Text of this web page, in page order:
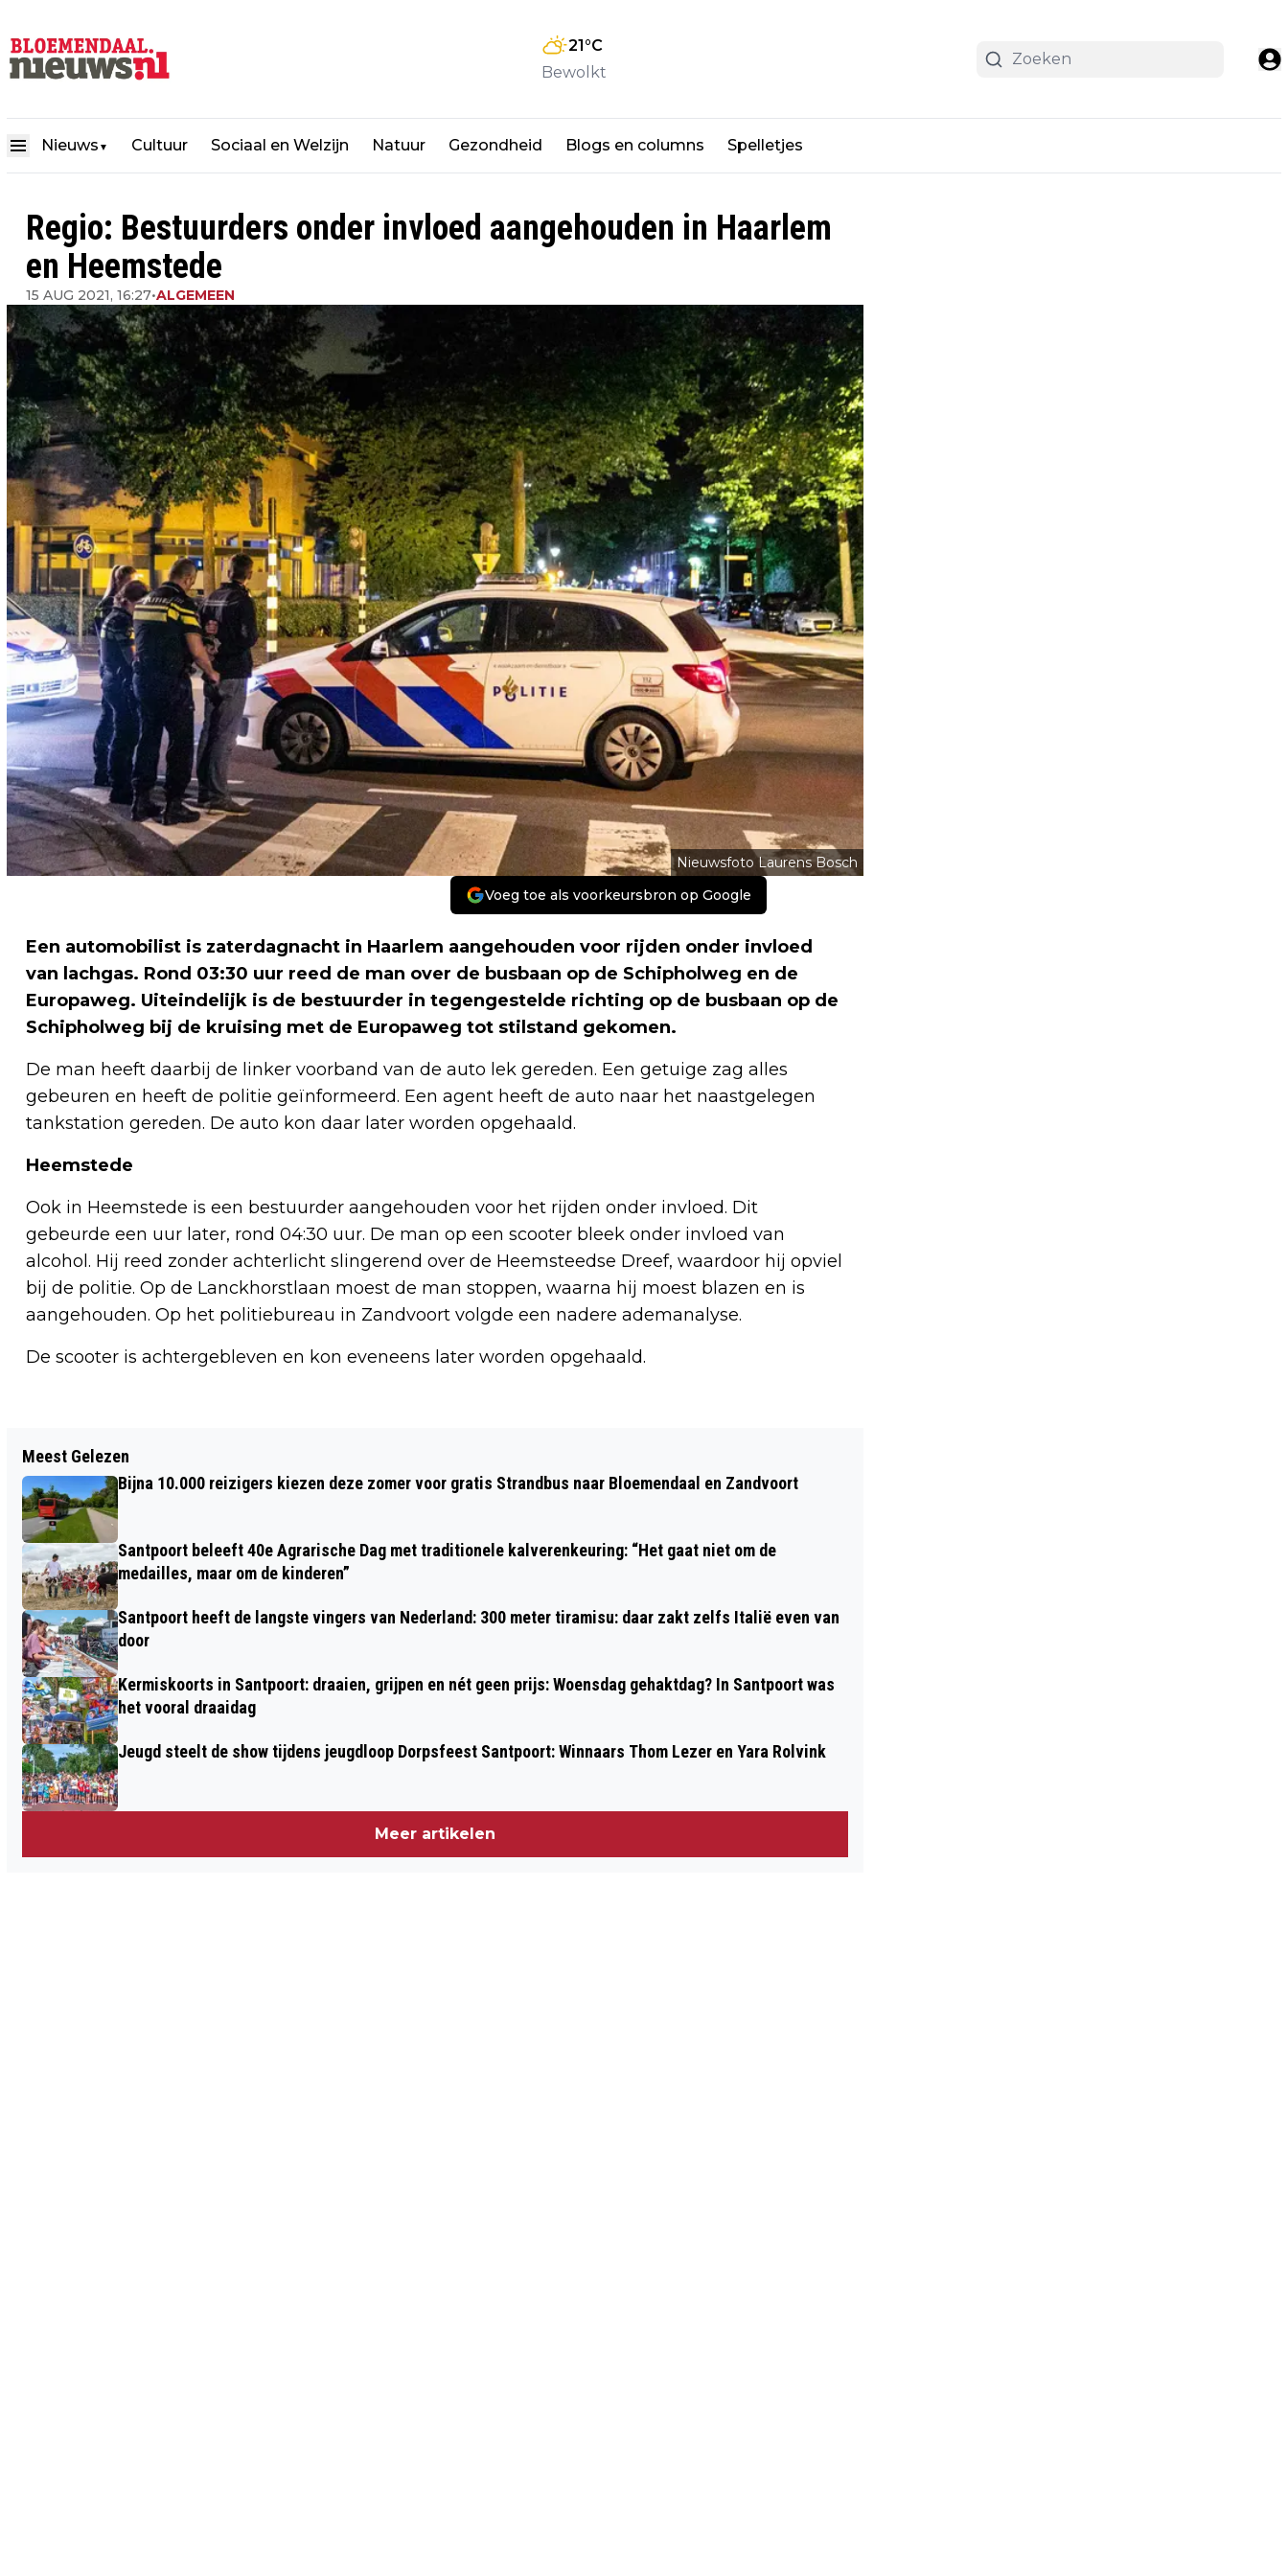
21°C
Bewolkt
Nieuws ▼ Cultuur Sociaal en Welzijn Natuur Gezondheid Blogs en columns Spelletjes
Regio: Bestuurders onder invloed aangehouden in Haarlem
en Heemstede
15 AUG 2021, 16:27•ALGEMEEN
Nieuwsfoto Laurens Bosch
Voeg toe als voorkeursbron op Google
Een automobilist is zaterdagnacht in Haarlem aangehouden voor rijden onder invloed
van lachgas. Rond 03:30 uur reed de man over de busbaan op de Schipholweg en de
Europaweg. Uiteindelijk is de bestuurder in tegengestelde richting op de busbaan op de
Schipholweg bij de kruising met de Europaweg tot stilstand gekomen.
De man heeft daarbij de linker voorband van de auto lek gereden. Een getuige zag alles
gebeuren en heeft de politie geïnformeerd. Een agent heeft de auto naar het naastgelegen
tankstation gereden. De auto kon daar later worden opgehaald.
Heemstede
Ook in Heemstede is een bestuurder aangehouden voor het rijden onder invloed. Dit
gebeurde een uur later, rond 04:30 uur. De man op een scooter bleek onder invloed van
alcohol. Hij reed zonder achterlicht slingerend over de Heemsteedse Dreef, waardoor hij opviel
bij de politie. Op de Lanckhorstlaan moest de man stoppen, waarna hij moest blazen en is
aangehouden. Op het politiebureau in Zandvoort volgde een nadere ademanalyse.
De scooter is achtergebleven en kon eveneens later worden opgehaald.
PERET ONVERSLIJTBAAR
SLAAN HANDEN INEEN VOOR HET
Meest Gelezen
Bijna 10.000 reizigers kiezen deze zomer voor gratis Strandbus naar Bloemendaal en Zandvoort
Santpoort beleeft 40e Agrarische Dag met traditionele kalverenkeuring: “Het gaat niet om de
medailles, maar om de kinderen”
Santpoort heeft de langste vingers van Nederland: 300 meter tiramisu: daar zakt zelfs Italië even van
door
Kermiskoorts in Santpoort: draaien, grijpen en nét geen prijs: Woensdag gehaktdag? In Santpoort was
het vooral draaidag
Jeugd steelt de show tijdens jeugdloop Dorpsfeest Santpoort: Winnaars Thom Lezer en Yara Rolvink
Meer artikelen